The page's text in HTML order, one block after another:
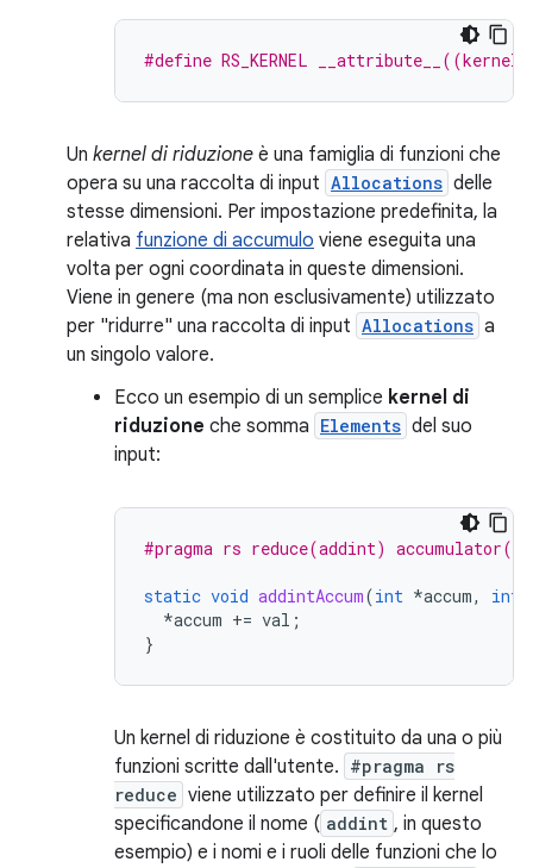
#define RS_KERNEL
Un kernel di riduzione è una famiglia di funzioni che
opera su una raccolta di input Allocations delle
stesse dimensioni. Per impostazione predefinita, la
relativa funzione di accumulo viene eseguita una
volta per ogni coordinata in queste dimensioni.
Viene in genere (ma non esclusivamente) utilizzato
per "ridurre" una raccolta di input Allocations a
un singolo valore.
Ecco un esempio di un semplice kernel di
riduzione che somma Elements del suo
input:
#pragma rs reduce(addint)
static void addintAccum(int *accum, int
*accum += val ;
}
Un kernel di riduzione è costituito da una o più
funzioni scritte dall'utente. #pragma rs
reduce viene utilizzato per definire il kernel
specificandone il nome ( addint , in questo
esempio) e i nomi e i ruoli delle funzioni che lo